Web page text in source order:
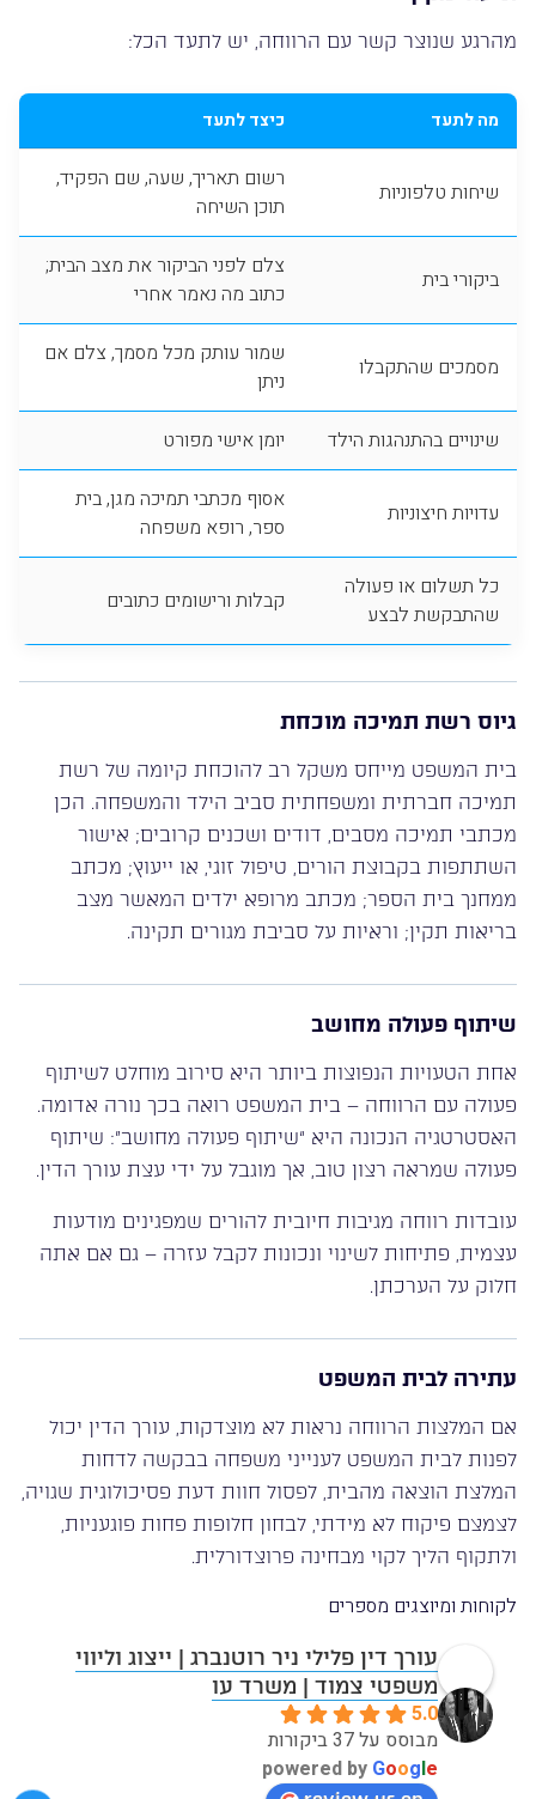
מהרגע שנוצר קשר עם הרווחה, יש לתעד הכל:
מה לתעד כיצד לתעד
שיחות טלפוניות
רשום תאריך, שעה, שם הפקיד,
תוכן השיחה
ביקורי בית
צלם לפני הביקור את מצב הבית;
כתוב מה נאמר אחרי
מסמכים שהתקבלו
שמור עותק מכל מסמך, צלם אם
ניתן
שינויים בהתנהגות הילד יומן אישי מפורט
עדויות חיצוניות
אסוף מכתבי תמיכה מגן, בית
ספר, רופא משפחה
כל תשלום או פעולה
שהתבקשת לבצע
קבלות ורישומים כתובים
גיוס רשת תמיכה מוכחת
בית המשפט מייחס משקל רב להוכחת קיומה של רשת
תמיכה חברתית ומשפחתית סביב הילד והמשפחה. הכן
מכתבי תמיכה מסבים, דודים ושכנים קרובים; אישור
השתתפות בקבוצת הורים, טיפול זוגי, או ייעוץ; מכתב
ממחנך בית הספר; מכתב מרופא ילדים המאשר מצב
בריאות תקין; וראיות על סביבת מגורים תקינה.
שיתוף פעולה מחושב
אחת הטעויות הנפוצות ביותר היא סירוב מוחלט לשיתוף
פעולה עם הרווחה – בית המשפט רואה בכך נורה אדומה.
האסטרטגיה הנכונה היא “שיתוף פעולה מחושב”: שיתוף
פעולה שמראה רצון טוב, אך מוגבל על ידי עצת עורך הדין.
עובדות רווחה מגיבות חיובית להורים שמפגינים מודעות
עצמית, פתיחות לשינוי ונכונות לקבל עזרה – גם אם אתה
חלוק על הערכתן.
עתירה לבית המשפט
אם המלצות הרווחה נראות לא מוצדקות, עורך הדין יכול
לפנות לבית המשפט לענייני משפחה בבקשה לדחות
המלצת הוצאה מהבית, לפסול חוות דעת פסיכולוגית שגויה,
לצמצם פיקוח לא מידתי, לבחון חלופות פחות פוגעניות,
ולתקוף הליך לקוי מבחינה פרוצדורלית.
לקוחות ומיוצגים מספרים
עורך דין פלילי ניר רוטנברג | ייצוג וליווי
משפטי צמוד | משרד עו
5.0
מבוסס על 37 ביקורות
powered by Google